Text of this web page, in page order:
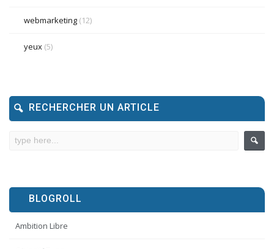
webmarketing (12)
yeux (5)
RECHERCHER UN ARTICLE
BLOGROLL
Ambition Libre